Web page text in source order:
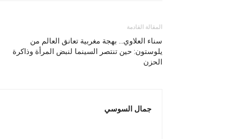
المقالة القادمة
سناء العلاوي… بهجة مغربية تعانق العالم من
يلوستون: حين تنتصر السينما لنبض المرأة وذاكرة
الحزن
جمال السوسي